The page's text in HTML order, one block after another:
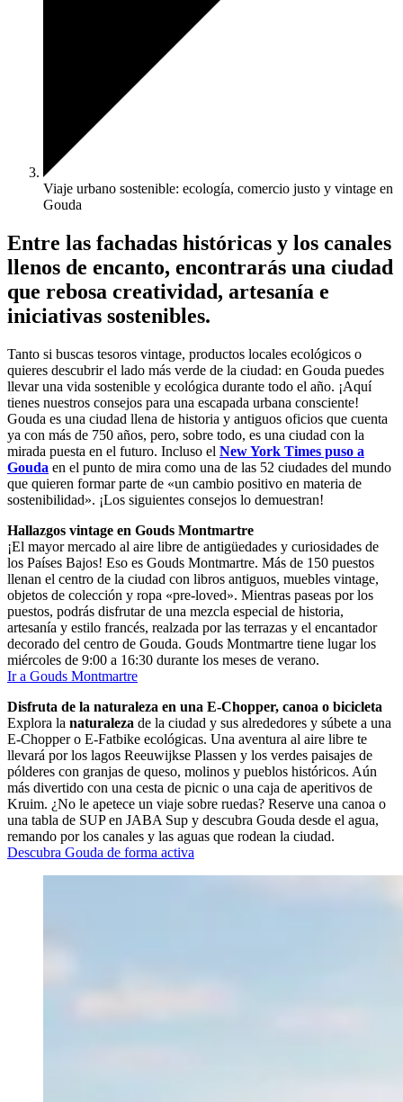
Viaje urbano sostenible: ecología, comercio justo y vintage en
Gouda
Entre las fachadas históricas y los canales
llenos de encanto, encontrarás una ciudad
que rebosa creatividad, artesanía e
iniciativas sostenibles.
Tanto si buscas tesoros vintage, productos locales ecológicos o
quieres descubrir el lado más verde de la ciudad: en Gouda puedes
llevar una vida sostenible y ecológica durante todo el año. ¡Aquí
tienes nuestros consejos para una escapada urbana consciente!
Gouda es una ciudad llena de historia y antiguos oficios que cuenta
ya con más de 750 años, pero, sobre todo, es una ciudad con la
mirada puesta en el futuro. Incluso el New York Times puso a
Gouda en el punto de mira como una de las 52 ciudades del mundo
que quieren formar parte de «un cambio positivo en materia de
sostenibilidad». ¡Los siguientes consejos lo demuestran!
Hallazgos vintage en Gouds Montmartre
¡El mayor mercado al aire libre de antigüedades y curiosidades de
los Países Bajos! Eso es Gouds Montmartre. Más de 150 puestos
llenan el centro de la ciudad con libros antiguos, muebles vintage,
objetos de colección y ropa «pre-loved». Mientras paseas por los
puestos, podrás disfrutar de una mezcla especial de historia,
artesanía y estilo francés, realzada por las terrazas y el encantador
decorado del centro de Gouda. Gouds Montmartre tiene lugar los
miércoles de 9:00 a 16:30 durante los meses de verano.
Ir a Gouds Montmartre
Disfruta de la naturaleza en una E-Chopper, canoa o bicicleta
Explora la naturaleza de la ciudad y sus alrededores y súbete a una
E-Chopper o E-Fatbike ecológicas. Una aventura al aire libre te
llevará por los lagos Reeuwijkse Plassen y los verdes paisajes de
pólderes con granjas de queso, molinos y pueblos históricos. Aún
más divertido con una cesta de picnic o una caja de aperitivos de
Kruim. ¿No le apetece un viaje sobre ruedas? Reserve una canoa o
una tabla de SUP en JABA Sup y descubra Gouda desde el agua,
remando por los canales y las aguas que rodean la ciudad.
Descubra Gouda de forma activa